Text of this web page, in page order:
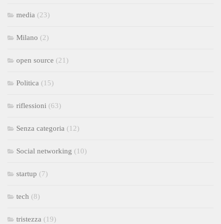
media (23)
Milano (2)
open source (21)
Politica (15)
riflessioni (63)
Senza categoria (12)
Social networking (10)
startup (7)
tech (8)
tristezza (19)